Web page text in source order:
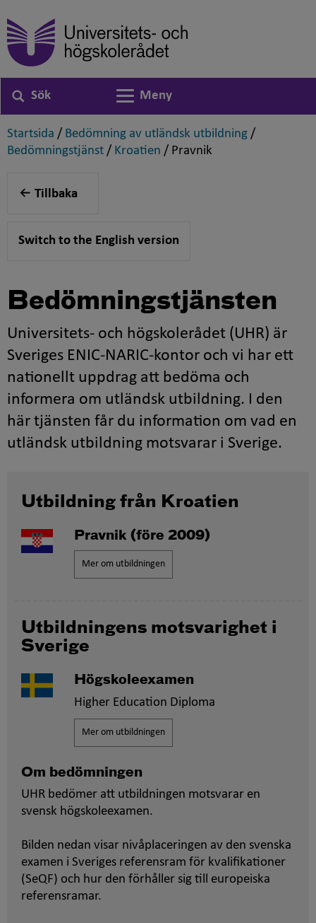
Sök
Växla navigering
Meny
Startsida ,
/ Bedömning av utländsk utbildning ,
/
Bedömningstjänst ,
/ Kroatien ,
/ Pravnik
Tillbaka
Switch to the English version
Bedömningstjänsten
Universitets- och högskolerådet (UHR) är
Sveriges ENIC-NARIC-kontor och vi har ett
nationellt uppdrag att bedöma och
informera om utländsk utbildning. I den
här tjänsten får du information om vad en
utländsk utbildning motsvarar i Sverige.
Utbildning från Kroatien
Pravnik (före 2009)
Mer om utbildningen
Utbildningens motsvarighet i
Sverige
Högskoleexamen
Higher Education Diploma
Mer om utbildningen
Om bedömningen
UHR bedömer att utbildningen motsvarar en
svensk högskoleexamen.
Bilden nedan visar nivåplaceringen av den svenska
examen i Sveriges referensram för kvalifikationer
(SeQF) och hur den förhåller sig till europeiska
referensramar.